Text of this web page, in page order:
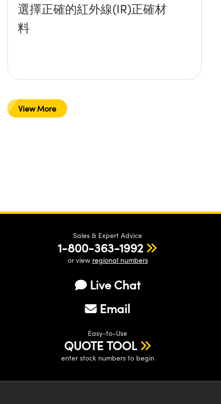
選擇正確的紅外線(IR)正確材
料
View More
Sales & Expert Advice
1-800-363-1992
or view regional numbers
Live Chat
Email
Easy-to-Use
QUOTE TOOL
enter stock numbers to begin